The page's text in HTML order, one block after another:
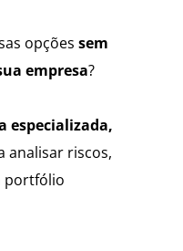
opções sem
empresa?
especializada,
analisar riscos,
portfólio